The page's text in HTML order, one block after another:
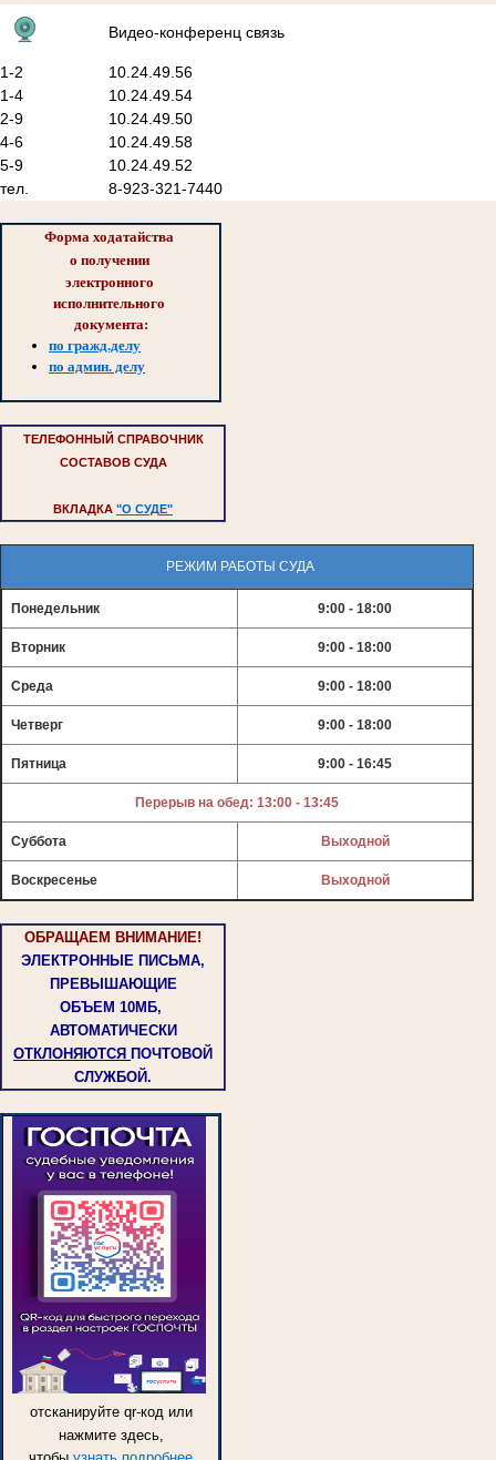
Видео-конференц связь
1-2
10.24.49.56
1-4
10.24.49.54
2-9
10.24.49.50
4-6
10.24.49.58
5-9
10.24.49.52
тел.
8-923-321-7440
Форма ходатайства
о получении
электронного
исполнительного
документа:
по гражд.делу
по админ. делу
ТЕЛЕФОННЫЙ СПРАВОЧНИК
СОСТАВОВ СУДА
ВКЛАДКА "О СУДЕ"
РЕЖИМ РАБОТЫ СУДА
Понедельник 9:00 - 18:00
Вторник 9:00 - 18:00
Среда 9:00 - 18:00
Четверг 9:00 - 18:00
Пятница 9:00 - 16:45
Перерыв на обед: 13:00 - 13:45
Суббота Выходной
Воскресенье Выходной
ОБРАЩАЕМ ВНИМАНИЕ!
ЭЛЕКТРОННЫЕ ПИСЬМА,
ПРЕВЫШАЮЩИЕ
ОБЪЕМ 10МБ,
АВТОМАТИЧЕСКИ
ОТКЛОНЯЮТСЯ ПОЧТОВОЙ
СЛУЖБОЙ.
отсканируйте qr-код или
нажмите здесь,